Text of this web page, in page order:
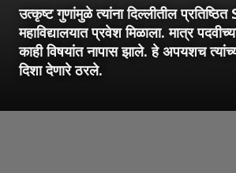
उत्कृष्ट गुणांमुळे त्यांना दिल्लीतील प्रतिष्ठित
महाविद्यालयात प्रवेश मिळाला. मात्र
काही विषयांत नापास झाले. हे अपयशच
दिशा देणारे ठरले.